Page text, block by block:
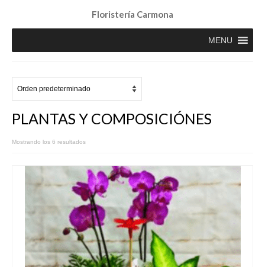
Floristería Carmona
MENU
PLANTAS Y COMPOSICIÓNES
Mostrando los 6 resultados